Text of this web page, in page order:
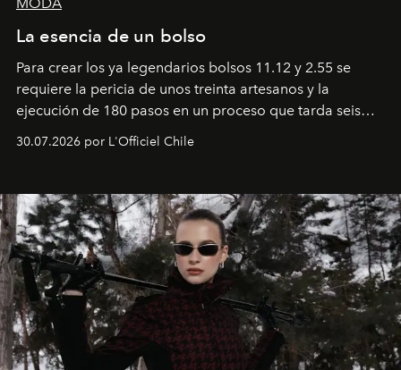
La esencia de un bolso
Para crear los ya legendarios bolsos 11.12 y 2.55 se
requiere la pericia de unos treinta artesanos y la
ejecución de 180 pasos en un proceso que tarda seis
semanas. Los expertos ponen en práctica una técnica
que se enseña solamente en la escuela de formación de
30.07.2026 por L'Officiel Chile